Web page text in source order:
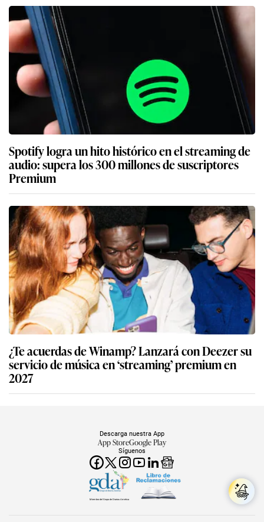
Spotify logra un hito histórico en el streaming de
audio: supera los 300 millones de suscriptores
Premium
¿Te acuerdas de Winamp? Lanzará con Deezer su
servicio de música en ‘streaming’ premium en
2027
Síguenos
Descarga nuestra App
App StoreGoogle Play
Miembro del Grupo de Diarios América